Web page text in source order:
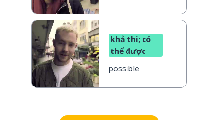
khả thi; có
thể được
possible